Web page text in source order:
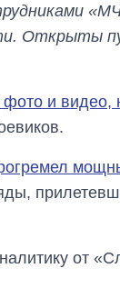
Открыты
и видео,
от